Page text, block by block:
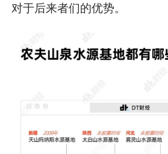
对于后来者们的优势。